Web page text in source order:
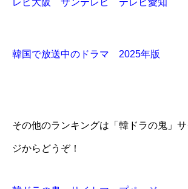
レビ大阪 サンテレビ テレビ愛知
韓国で放送中のドラマ 2025年版
その他のランキングは「韓ドラの鬼」
ジからどうぞ！